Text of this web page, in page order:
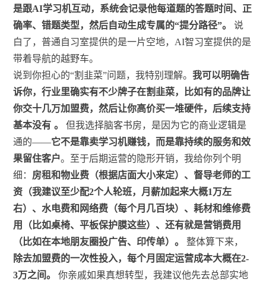
是跟AI学习机互动，系统会记录他每道题的答题时间、正
确率、错题类型，然后自动生成专属的“提分路径”。
说
白了，普通自习室提供的是一片空地，AI智习室提供的是
带着导航的越野车。
说到你担心的“割韭菜”问题，我特别理解。我可以明确告
诉你，行业里确实有不少牌子在割韭菜，比如有的品牌让
你交十几万加盟费，然后让你高价买一堆硬件，后续支持
基本没有 。
但我选择脑客书房，是因为它的商业逻辑是
通的——它不是靠卖学习机赚钱，而是靠持续的服务和效
果留住客户。至于后期运营的隐形开销，我给你列个明
细： 房租和物业费（根据店面大小来定）、督导老师的工
资（我建议至少配2个人轮班，月薪加起来大概1万左
右）、水电费和网络费（每个月几百块）、耗材和维修费
用（比如桌椅、平板保护膜这些）、还有就是营销费用
（比如在本地朋友圈投广告、印传单）。
整体算下来，
除去加盟费的一次性投入，每个月固定运营成本大概在2-
3万之间。
你亲戚如果真想转型，我建议他先去总部实地